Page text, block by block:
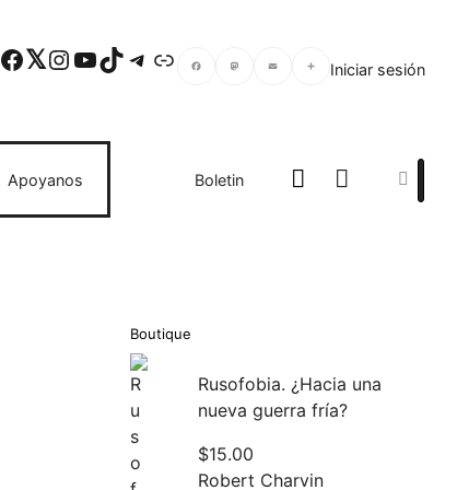
Facebook Twitter Instagram YouTube TikTok Telegram Enlace Iniciar sesión
Apoyanos Boletin
Boutique
Rusofobia. ¿Hacia una
nueva guerra fría?
$15.00
Robert Charvin